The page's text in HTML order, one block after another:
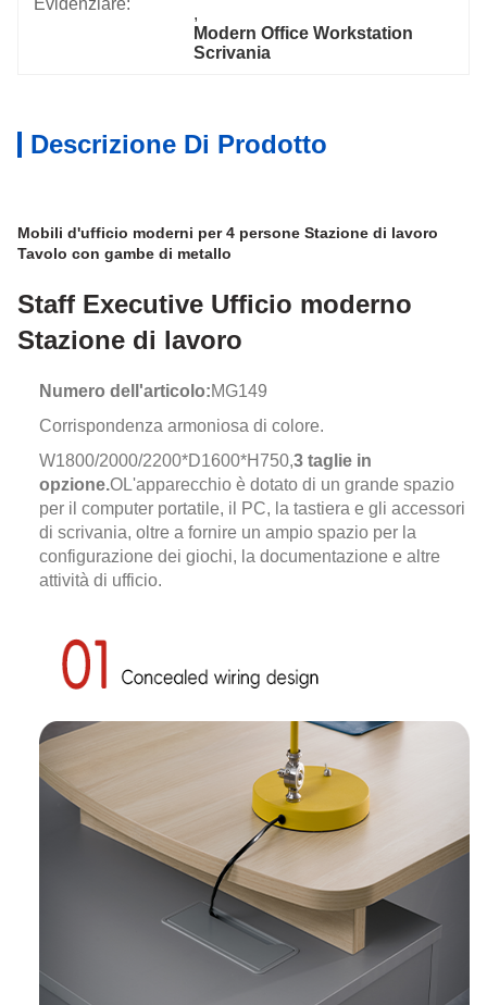
Evidenziare:
,
Modern Office Workstation
Scrivania
Descrizione Di Prodotto
Mobili d'ufficio moderni per 4 persone Stazione di lavoro
Tavolo con gambe di metallo
Staff Executive Ufficio moderno
Stazione di lavoro
Numero dell'articolo:MG149
Corrispondenza armoniosa di colore.
W1800/2000/2200*D1600*H750,3 taglie in
opzione.OL'apparecchio è dotato di un grande spazio
per il computer portatile, il PC, la tastiera e gli accessori
di scrivania, oltre a fornire un ampio spazio per la
configurazione dei giochi, la documentazione e altre
attività di ufficio.